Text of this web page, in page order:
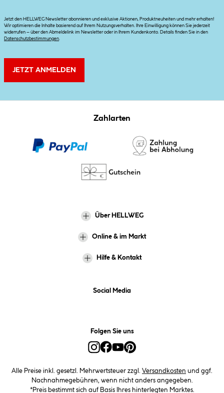
Jetzt den HELLWEG Newsletter abonnieren und exklusive Aktionen, Produktneuheiten und mehr erhalten!
Wir optimieren die Inhalte basierend auf Ihrem Nutzungsverhalten. Ihre Einwilligung können Sie jederzeit
widerrufen – über den Abmeldelink im Newsletter oder in Ihrem Kundenkonto. Details finden Sie in den
Datenschutzbestimmungen
JETZT ANMELDEN
Zahlarten
Über HELLWEG
Online & im Markt
Hilfe & Kontakt
Social Media
Folgen Sie uns
Alle Preise inkl. gesetzl. Mehrwertsteuer zzgl. Versandkosten und ggf.
Nachnahmegebühren, wenn nicht anders angegeben.
*Preis bestimmt sich auf Basis Ihres hinterlegten Marktes.